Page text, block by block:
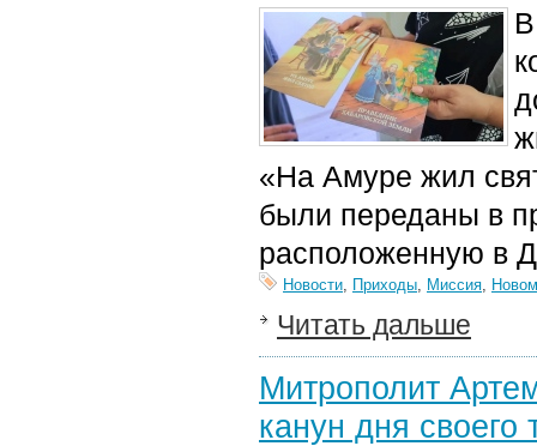
«На Амуре жил
были переданы в
расположенную в
Новости, Приходы, Миссия,
Читать дальше
Митрополит
канун дня своего